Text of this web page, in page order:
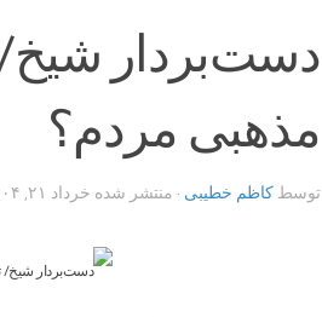
دست‌بردار شیخ/
مذهبی مردم؟
توسط کاظم خطیبی · منتشر شده خرداد ۲۱, ۱۴۰۴